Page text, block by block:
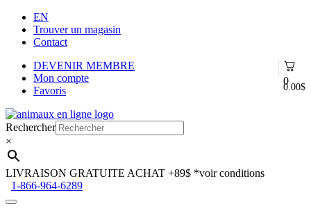
EN
Trouver un magasin
Contact
0
0.00$
DEVENIR MEMBRE
Mon compte
Favoris
Aller
à
la
navigation
Aller
au
contenu
Rechercher
×
LIVRAISON GRATUITE ACHAT +89$ *voir conditions
1-866-964-6289